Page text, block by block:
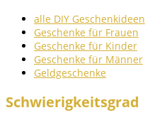
alle DIY Geschenkideen
Geschenke für Frauen
Geschenke für Kinder
Geschenke für Männer
Geldgeschenke
Schwierigkeitsgrad